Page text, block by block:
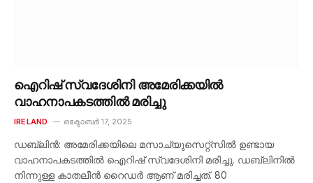
ഐറിഷ് സ്വദേശിനി അമേരിക്കയിൽ
വാഹനാപകടത്തിൽ മരിച്ചു
IRELAND ഒക്ടോബർ 17, 2025
ഡബ്ലിൻ: അമേരിക്കയിലെ മസാച്യുസെറ്റ്‌സിൽ ഉണ്ടായ
വാഹനാപകടത്തിൽ ഐറിഷ് സ്വദേശിനി മരിച്ചു. ഡബ്ലിനിൽ
നിന്നുള്ള കാതലീൻ റൈഡർ ആണ് മരിച്ചത്. 80